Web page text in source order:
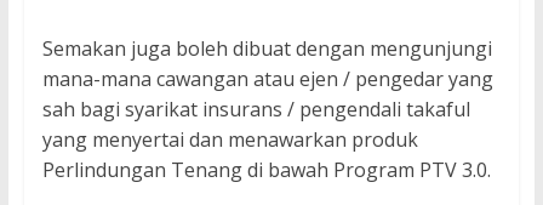
Semakan juga boleh dibuat dengan mengunjungi
mana-mana cawangan atau ejen / pengedar yang
sah bagi syarikat insurans / pengendali takaful
yang menyertai dan menawarkan produk
Perlindungan Tenang di bawah Program PTV 3.0.